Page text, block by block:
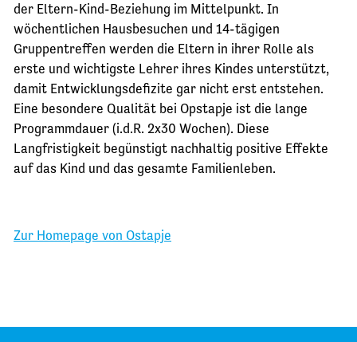
der Eltern-Kind-Beziehung im Mittelpunkt. In
wöchentlichen Hausbesuchen und 14-tägigen
Gruppentreffen werden die Eltern in ihrer Rolle als
erste und wichtigste Lehrer ihres Kindes unterstützt,
damit Entwicklungsdefizite gar nicht erst entstehen.
Eine besondere Qualität bei Opstapje ist die lange
Programmdauer (i.d.R. 2x30 Wochen). Diese
Langfristigkeit begünstigt nachhaltig positive Effekte
auf das Kind und das gesamte Familienleben.
Zur Homepage von Ostapje